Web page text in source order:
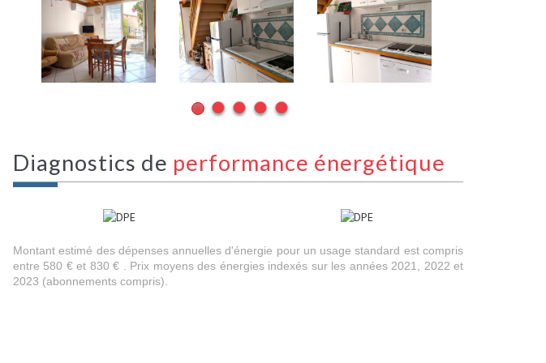
diagnostics de performance énergétique
Montant estimé des dépenses annuelles d'énergie pour un usage standard est compris
entre 580 € et 830 € . Prix moyens des énergies indexés sur les années 2021, 2022 et
2023 (abonnements compris).